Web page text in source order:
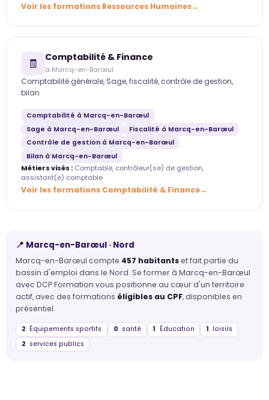
Voir les formations Ressources Humaines
🧾 Comptabilité & Finance
à Marcq-en-Barœul
Comptabilité générale, Sage, fiscalité, contrôle de gestion,
bilan
Comptabilité à Marcq-en-Barœul
Sage à Marcq-en-Barœul
Fiscalité à Marcq-en-Barœul
Contrôle de gestion à Marcq-en-Barœul
Bilan à Marcq-en-Barœul
Métiers visés : Comptable, contrôleur(se) de gestion,
assistant(e) comptable
Voir les formations Comptabilité & Finance
📍 Marcq-en-Barœul · Nord
Marcq-en-Barœul compte 457 habitantset fait partie du
bassin d'emploi dans le Nord. Se former à Marcq-en-Barœul
avec DCP Formation vous positionne au cœur d'un territoire
actif, avec des formations éligibles au CPF, disponibles en
présentiel.
2 Équipements sportifs 0 santé 1 Éducation 1 loisirs
2 services publics